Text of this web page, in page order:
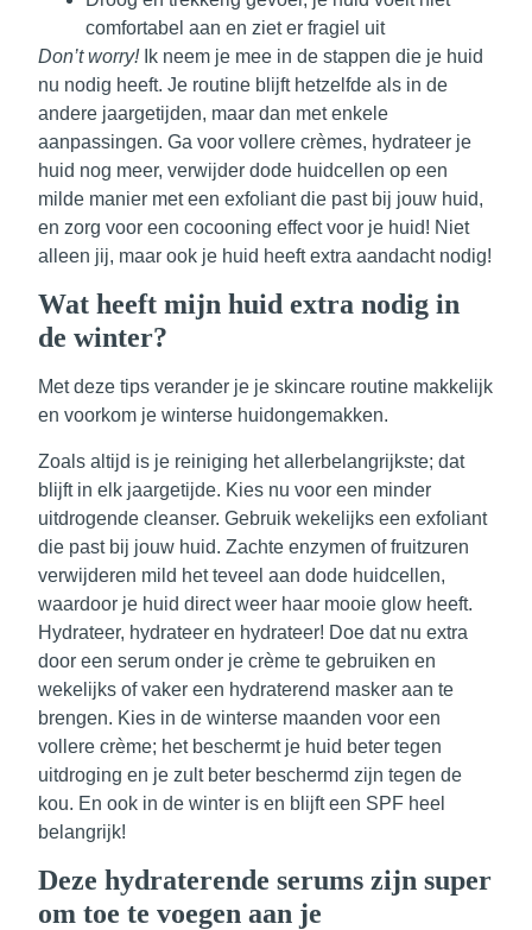
comfortabel aan en ziet er fragiel uit
Don’t worry! Ik neem je mee in de stappen die je huid
nu nodig heeft. Je routine blijft hetzelfde als in de
andere jaargetijden, maar dan met enkele
aanpassingen. Ga voor vollere crèmes, hydrateer je
huid nog meer, verwijder dode huidcellen op een
milde manier met een exfoliant die past bij jouw huid,
en zorg voor een cocooning effect voor je huid! Niet
alleen jij, maar ook je huid heeft extra aandacht nodig!
Wat heeft mijn huid extra nodig in
de winter?
Met deze tips verander je je skincare routine makkelijk
en voorkom je winterse huidongemakken.
Zoals altijd is je reiniging het allerbelangrijkste; dat
blijft in elk jaargetijde. Kies nu voor een minder
uitdrogende cleanser. Gebruik wekelijks een exfoliant
die past bij jouw huid. Zachte enzymen of fruitzuren
verwijderen mild het teveel aan dode huidcellen,
waardoor je huid direct weer haar mooie glow heeft.
Hydrateer, hydrateer en hydrateer! Doe dat nu extra
door een serum onder je crème te gebruiken en
wekelijks of vaker een hydraterend masker aan te
brengen. Kies in de winterse maanden voor een
vollere crème; het beschermt je huid beter tegen
uitdroging en je zult beter beschermd zijn tegen de
kou. En ook in de winter is en blijft een SPF heel
belangrijk!
Deze hydraterende serums zijn super
om toe te voegen aan je